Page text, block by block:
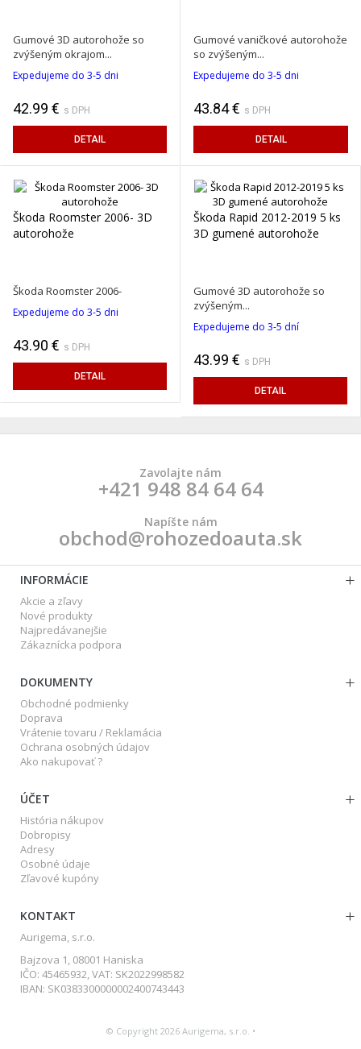
Gumové 3D autorohože so
zvýšeným okrajom...
Expedujeme do 3-5 dni
42.99 € s DPH
DETAIL
Gumové vaničkové autorohože
so zvýšeným...
Expedujeme do 3-5 dni
43.84 € s DPH
DETAIL
Škoda Roomster 2006- 3D
autorohože
Škoda Roomster 2006-
Expedujeme do 3-5 dni
43.90 € s DPH
DETAIL
Škoda Rapid 2012-2019 5 ks
3D gumené autorohože
Gumové 3D autorohože so
zvýšeným...
Expedujeme do 3-5 dní
43.99 € s DPH
DETAIL
Zavolajte nám
+421 948 84 64 64
Napíšte nám
obchod@rohozedoauta.sk
INFORMÁCIE
Akcie a zľavy
Nové produkty
Najpredávanejšie
Zákaznícka podpora
DOKUMENTY
Obchodné podmienky
Doprava
Vrátenie tovaru / Reklamácia
Ochrana osobných údajov
Ako nakupovať ?
ÚČET
História nákupov
Dobropisy
Adresy
Osobné údaje
Zľavové kupóny
KONTAKT
Aurigema, s.r.o.
Bajzova 1, 08001 Haniska
IČO: 45465932, VAT: SK2022998582
IBAN: SK0383300000002400743443
© Copyright 2026 Aurigema, s.r.o. •